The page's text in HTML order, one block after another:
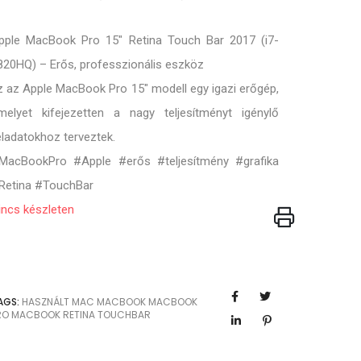
MacBook Pro 15" Retina Touch Bar 2017 (i7-
– Erős, professzionális eszköz
az Apple MacBook Pro 15" modell egy igazi erőgép,
kifejezetten a nagy teljesítményt igénylő
terveztek.
#Apple #erős #teljesítmény #grafika
#TouchBar
készleten
HASZNÁLT MAC MACBOOK MACBOOK
MACBOOK RETINATOUCHBAR